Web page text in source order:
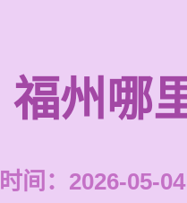
福州哪
时间：2026-05-